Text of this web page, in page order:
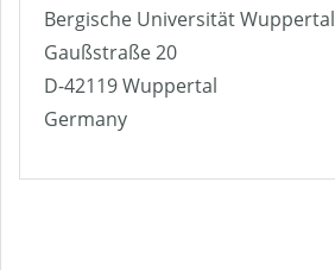
Bergische Universität Wuppertal
Gaußstraße 20
D-42119 Wuppertal
Germany